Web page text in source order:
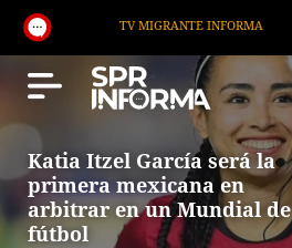
TV MIGRANTE INFORMA
Katia Itzel García será la
primera mexicana en
arbitrar en un Mundial de
fútbol